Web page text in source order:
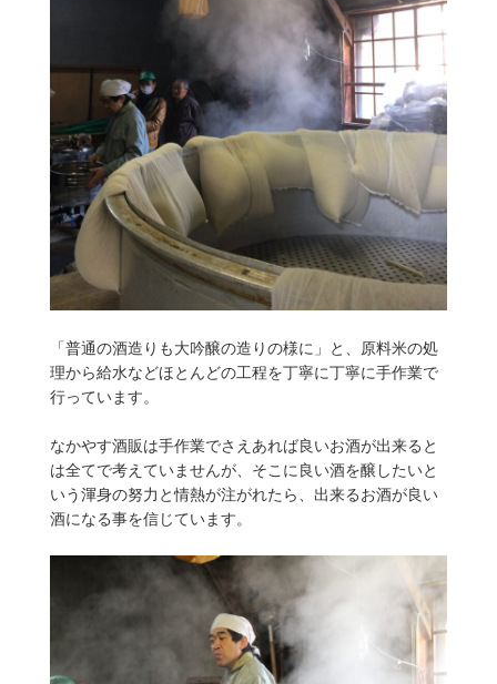
「普通の酒造りも大吟醸の造りの様に」と、原料米の処
理から給水などほとんどの工程を丁寧に丁寧に手作業で
行っています。
なかやす酒販は手作業でさえあれば良いお酒が出来ると
は全てで考えていませんが、そこに良い酒を醸したいと
いう渾身の努力と情熱が注がれたら、出来るお酒が良い
酒になる事を信じています。